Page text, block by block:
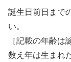
誕生日前日まで
い。
［記載の年齢は
数え年は生まれ